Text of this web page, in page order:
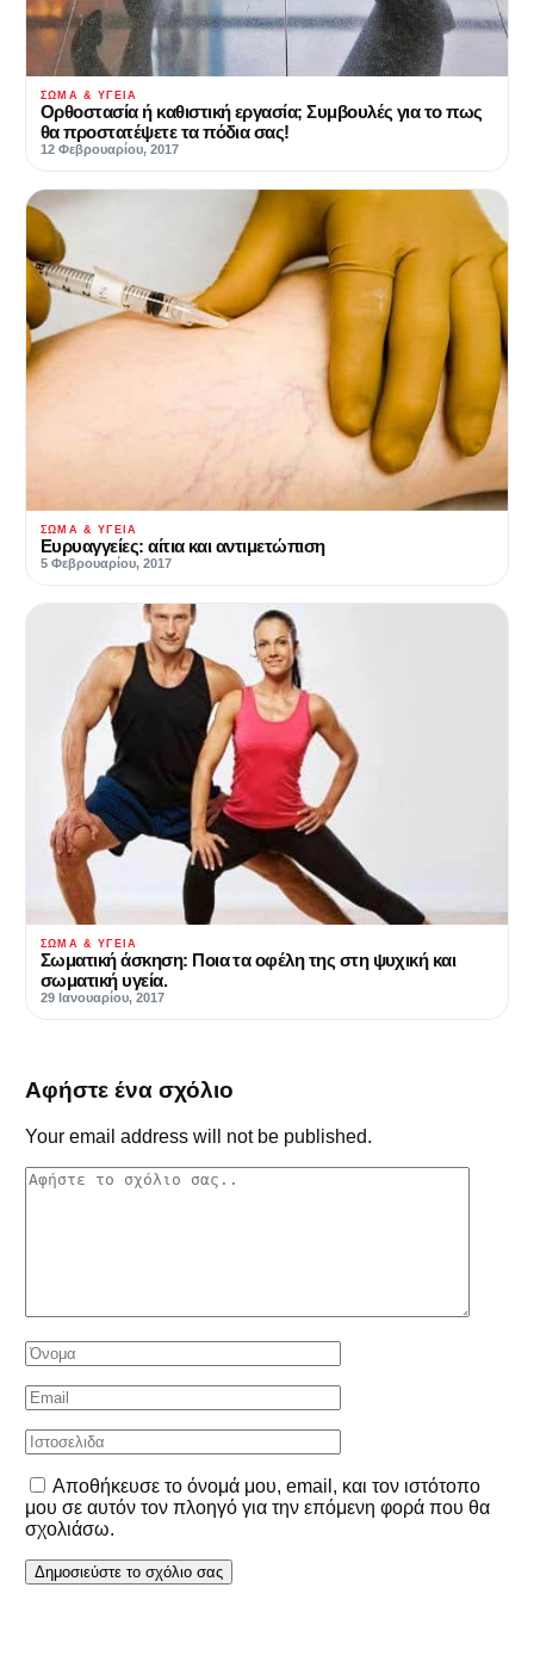
ΣΏΜΑ & ΥΓΕΊΑ
Ορθοστασία ή καθιστική εργασία; Συμβουλές για το πως
θα προστατέψετε τα πόδια σας!
12 Φεβρουαρίου, 2017
ΣΏΜΑ & ΥΓΕΊΑ
Ευρυαγγείες: αίτια και αντιμετώπιση
5 Φεβρουαρίου, 2017
ΣΏΜΑ & ΥΓΕΊΑ
Σωματική άσκηση: Ποια τα οφέλη της στη ψυχική και
σωματική υγεία.
29 Ιανουαρίου, 2017
Αφήστε ένα σχόλιο
Your email address will not be published.
Αποθήκευσε το όνομά μου, email, και τον ιστότοπο
μου σε αυτόν τον πλοηγό για την επόμενη φορά που θα
σχολιάσω.